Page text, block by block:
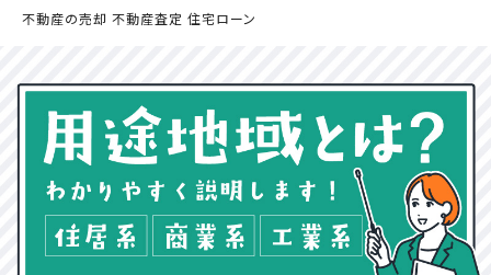
不動産の売却 不動産査定 住宅ローン